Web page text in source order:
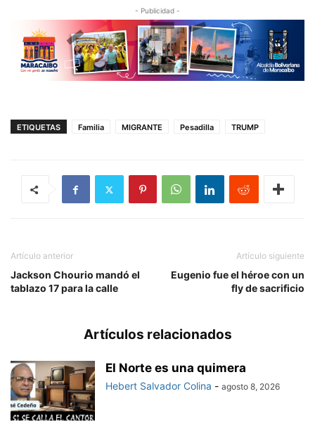
- Publicidad -
ETIQUETAS Familia MIGRANTE Pesadilla TRUMP
Artículo anterior
Jackson Chourio mandó el
tablazo 17 para la calle
Artículo siguiente
Eugenio fue el héroe con un
fly de sacrificio
Artículos relacionados
El Norte es una quimera
Hebert Salvador Colina - agosto 8, 2026